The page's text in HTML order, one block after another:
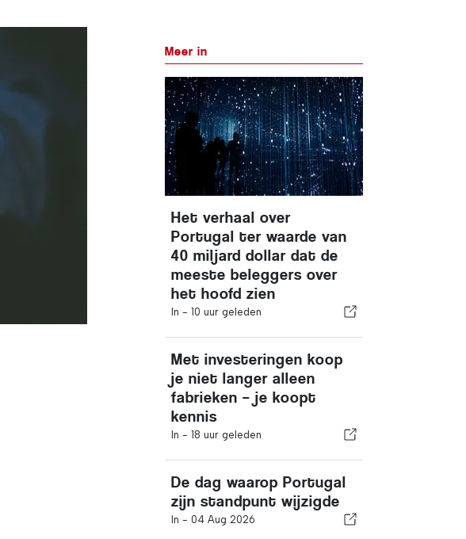
Meer in
Het verhaal over
Portugal ter waarde van
40 miljard dollar dat de
meeste beleggers over
het hoofd zien
In - 10 uur geleden
Met investeringen koop
je niet langer alleen
fabrieken – je koopt
kennis
In - 18 uur geleden
De dag waarop Portugal
zijn standpunt wijzigde
In - 04 Aug 2026